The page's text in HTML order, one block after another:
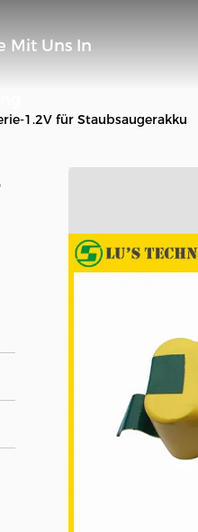
Mit Uns In
1.2V für Staubsaugerakku